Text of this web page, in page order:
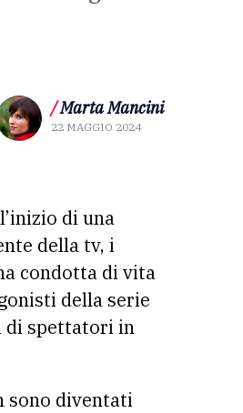
/Marta Mancini
22 MAGGIO 2024
della tv, i
condotta di vita
della serie
di spettatori in
sono diventati